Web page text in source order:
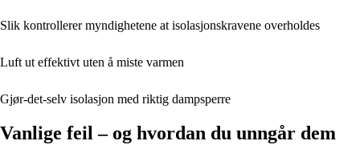
Slik kontrollerer myndighetene at isolasjonskravene overholdes
Luft ut effektivt uten å miste varmen
Gjør-det-selv isolasjon med riktig dampsperre
Vanlige feil – og hvordan du unngår dem